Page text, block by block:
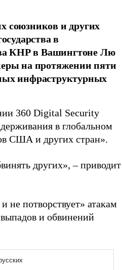
союзников и других
в
КНР в Вашингтоне Лю
на протяжении пяти
инфраструктурных
360 Digital Security
в глобальном
США и других стран».
других», – приводит
не потворствует» атакам
и обвинений